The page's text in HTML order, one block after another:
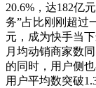
20.6%，达182亿
务”占比刚刚超过
元，成为快手当
月均动销商家数
的同时，用户侧
用户平均数突破